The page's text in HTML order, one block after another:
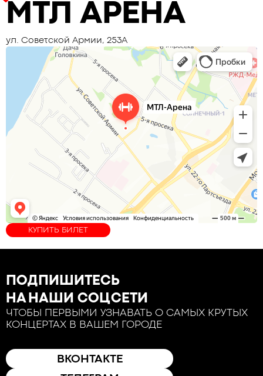
МТЛ АРЕНА
ул. Советской Армии, 253А
КУПИТЬ БИЛЕТ
ПОДПИШИТЕСЬ
НА НАШИ СОЦСЕТИ
ЧТОБЫ ПЕРВЫМИ УЗНАВАТЬ О САМЫХ КРУТЫХ
КОНЦЕРТАХ В ВАШЕМ ГОРОДЕ
ВКОНТАКТЕ